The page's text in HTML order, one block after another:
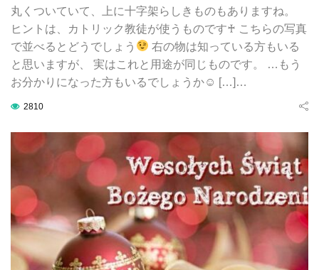
丸くついていて、上に十字架らしきものもありますね。
ヒントは、カトリック教徒が使うものです♰ こちらの写真
で並べるとどうでしょう
右の物は知っている方もいる
と思いますが、 実はこれと用途が同じものです。 …もう
お分かりになった方もいるでしょうか☺ […]…
2810